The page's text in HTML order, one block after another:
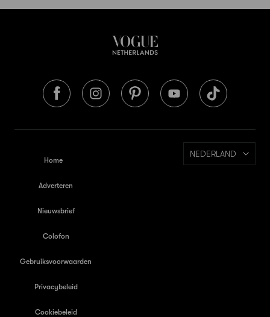
Home
Adverteren
Nieuwsbrief
Colofon
Gebruiksvoorwaarden
Privacybeleid
Cookiebeleid
NEDERLAND